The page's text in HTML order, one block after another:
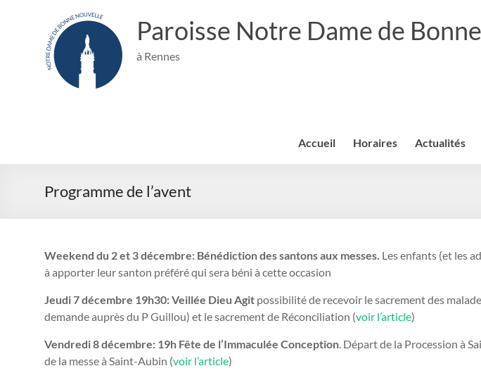
Paroisse Notre Dame de
à Rennes
Accueil Horaires Actualités
Programme de l’avent
Weekend du 2 et 3 décembre: Bénédiction des santons aux messes. Les enfants (et les
à apporter leur santon préféré qui sera béni à cette occasion
Jeudi 7 décembre 19h30: Veillée Dieu Agit possibilité de recevoir le sacrement des
demande auprès du P Guillou) et le sacrement de Réconciliation (voir l’article)
Vendredi 8 décembre: 19h Fête de l’Immaculée Conception. Départ de la Procession à
de la messe à Saint-Aubin (voir l’article)